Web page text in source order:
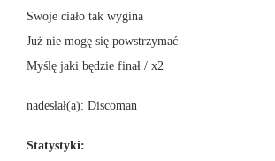
Swoje ciało tak wygina
Już nie mogę się powstrzymać
Myślę jaki będzie finał / x2
nadesłał(a): Discoman
Statystyki: